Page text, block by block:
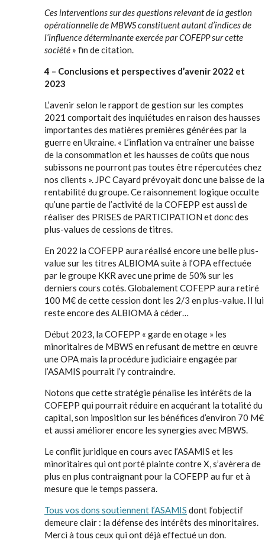
Ces interventions sur des questions relevant de la gestion
opérationnelle de MBWS constituent autant d’indices de
l’influence déterminante exercée par COFEPP sur cette
société » fin de citation.
4 – Conclusions et perspectives d’avenir 2022 et
2023
L’avenir selon le rapport de gestion sur les comptes
2021 comportait des inquiétudes en raison des hausses
importantes des matières premières générées par la
guerre en Ukraine. « L’inflation va entraîner une baisse
de la consommation et les hausses de coûts que nous
subissons ne pourront pas toutes être répercutées chez
nos clients ». JPC Cayard prévoyait donc une baisse de la
rentabilité du groupe. Ce raisonnement logique occulte
qu’une partie de l’activité de la COFEPP est aussi de
réaliser des PRISES de PARTICIPATION et donc des
plus-values de cessions de titres.
En 2022 la COFEPP aura réalisé encore une belle plus-
value sur les titres ALBIOMA suite à l’OPA effectuée
par le groupe KKR avec une prime de 50% sur les
derniers cours cotés. Globalement COFEPP aura retiré
100 M€ de cette cession dont les 2/3 en plus-value. Il lui
reste encore des ALBIOMA à céder…
Début 2023, la COFEPP « garde en otage » les
minoritaires de MBWS en refusant de mettre en œuvre
une OPA mais la procédure judiciaire engagée par
l’ASAMIS pourrait l’y contraindre.
Notons que cette stratégie pénalise les intérêts de la
COFEPP qui pourrait réduire en acquérant la totalité du
capital, son imposition sur les bénéfices d’environ 70 M€
et aussi améliorer encore les synergies avec MBWS.
Le conflit juridique en cours avec l’ASAMIS et les
minoritaires qui ont porté plainte contre X, s’avèrera de
plus en plus contraignant pour la COFEPP au fur et à
mesure que le temps passera.
Tous vos dons soutiennent l’ASAMIS dont l’objectif
demeure clair : la défense des intérêts des minoritaires.
Merci à tous ceux qui ont déjà effectué un don.